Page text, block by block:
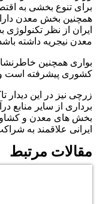
برای تنوع بخشی به
همچنین بخش معدن
ایران از نظر
معدن نیجریه داشته
بواری همچنین
کشوری پیشرفته است و
زرچی نیز در این دیدار
برداری از سایر منابع
بخش های معدن و
ایرانی علاقمند به
مقالات مرتبط